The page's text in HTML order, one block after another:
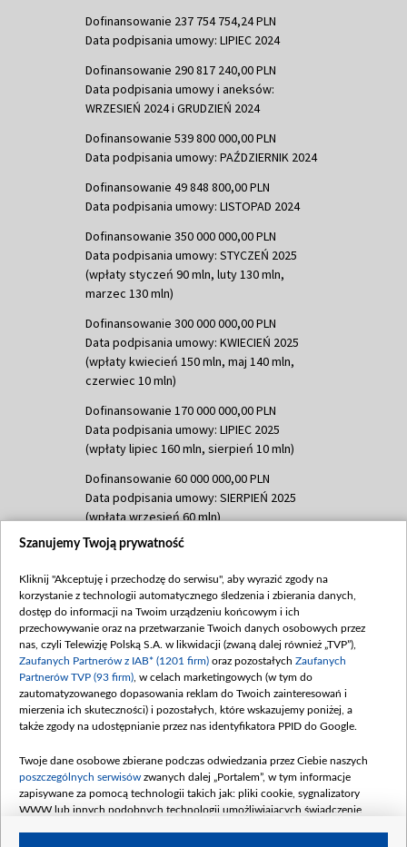
Dofinansowanie 237 754 754,24 PLN
Data podpisania umowy: LIPIEC 2024
Dofinansowanie 290 817 240,00 PLN
Data podpisania umowy i aneksów:
WRZESIEŃ 2024 i GRUDZIEŃ 2024
Dofinansowanie 539 800 000,00 PLN
Data podpisania umowy: PAŹDZIERNIK 2024
Dofinansowanie 49 848 800,00 PLN
Data podpisania umowy: LISTOPAD 2024
Dofinansowanie 350 000 000,00 PLN
Data podpisania umowy: STYCZEŃ 2025
(wpłaty styczeń 90 mln, luty 130 mln,
marzec 130 mln)
Dofinansowanie 300 000 000,00 PLN
Data podpisania umowy: KWIECIEŃ 2025
(wpłaty kwiecień 150 mln, maj 140 mln,
czerwiec 10 mln)
Dofinansowanie 170 000 000,00 PLN
Data podpisania umowy: LIPIEC 2025
(wpłaty lipiec 160 mln, sierpień 10 mln)
Dofinansowanie 60 000 000,00 PLN
Data podpisania umowy: SIERPIEŃ 2025
(wpłata wrzesień 60 mln)
Dofinansowanie 635 783 051,21 PLN
(wpłata wrzesień 100 mln, październik 350
mln, listopad 265 mln)
Dofinansowanie 48 862 000,00 PLN
Data podpisania umowy: GRUDZIEŃ 2025
(wpłata grudzień 60,548 mln)
Dofinansowanie 900 000 000,00 PLN
Data podpisania umowy: LUTY 2026 (wpłata
kwiecień 180 mln, 7 maja 180 mln, 8
czerwca 90 mln)
Dofinansowanie 250 000 000,00 PLN
Szanujemy Twoją prywatność
Kliknij "Akceptuję i przechodzę do serwisu", aby wyrazić zgody na
korzystanie z technologii automatycznego śledzenia i zbierania danych,
dostęp do informacji na Twoim urządzeniu końcowym i ich
przechowywanie oraz na przetwarzanie Twoich danych osobowych przez
nas, czyli Telewizję Polską S.A. w likwidacji (zwaną dalej również „TVP”),
Zaufanych Partnerów z IAB* (1201 firm) oraz pozostałych Zaufanych
Partnerów TVP (93 firm) , w celach marketingowych (w tym do
zautomatyzowanego dopasowania reklam do Twoich zainteresowań i
mierzenia ich skuteczności) i pozostałych, które wskazujemy poniżej, a
także zgody na udostępnianie przez nas identyfikatora PPID do Google.
Twoje dane osobowe zbierane podczas odwiedzania przez Ciebie naszych
poszczególnych serwisów zwanych dalej „Portalem”, w tym informacje
zapisywane za pomocą technologii takich jak: pliki cookie, sygnalizatory
WWW lub innych podobnych technologii umożliwiających świadczenie